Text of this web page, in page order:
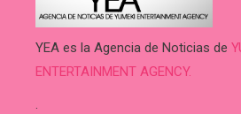
YEA es la Agencia de Noticias de
ENTERTAINMENT AGENCY.
.